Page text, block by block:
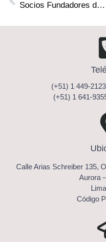
Socios Fundadores de Meza & Jiménez Abogados dictan conferencia en el Centro Renal y Oncológico Docente – CREO de la Universidad Peruana Cayetano Heredia
(+51) 1 449-
(+51) 1 641-
Calle Arias Schreiber 135,
Aurora
Código